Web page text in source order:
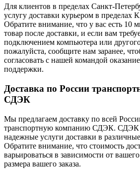
Для клиентов в пределах Санкт-
услугу доставки курьером в пределах
Обратите внимание, что у вас есть 10
товар после доставки, и если вам
подключением компьютера или
пожалуйста, сообщите нам заранее,
согласовать с нашей командой
поддержки.
Доставка по России
СДЭК
Мы предлагаем доставку по всей
транспортную компанию СДЭК. СДЭК
надежные услуги доставки в
Обратите внимание, что стоимость
варьироваться в зависимости от
размера вашего заказа.